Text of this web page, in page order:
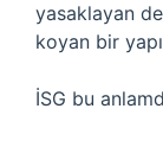
yasaklayan
koyan bir
İSG bu